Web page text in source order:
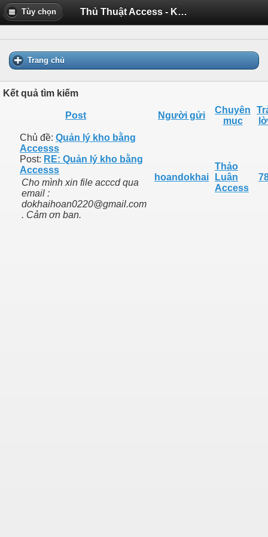
Tùy chọn Thủ Thuật Access - Kết quả tìm kiếm
Trang chủ
Kết quả tìm kiếm
Post Người gửi
Chuyên
mục
Chủ đề: Quản lý kho bằng
Accesss
Post: RE: Quản lý kho bằng
Accesss
Cho mình xin file acccd qua
email :
dokhaihoan0220@gmail.com
. Cảm ơn ban.
hoandokhai
Thảo
Luận
Access